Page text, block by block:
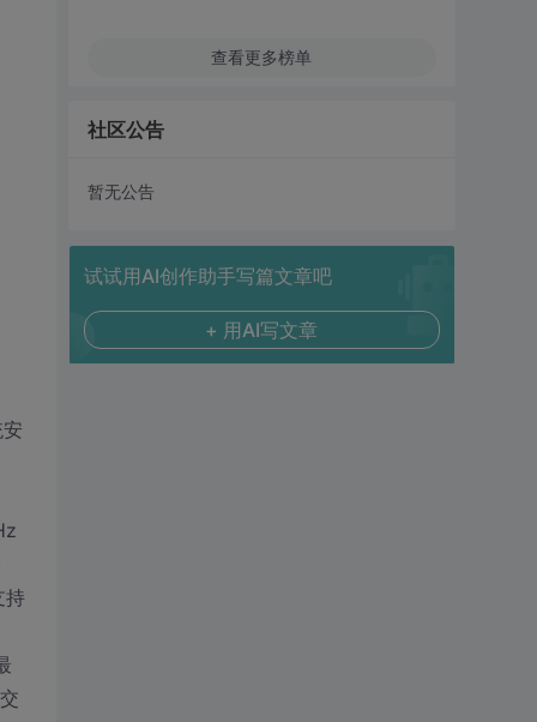
持
查看更多榜单
社区公告
暂无公告
试试用AI创作助手写篇文章吧
+ 用AI写文章